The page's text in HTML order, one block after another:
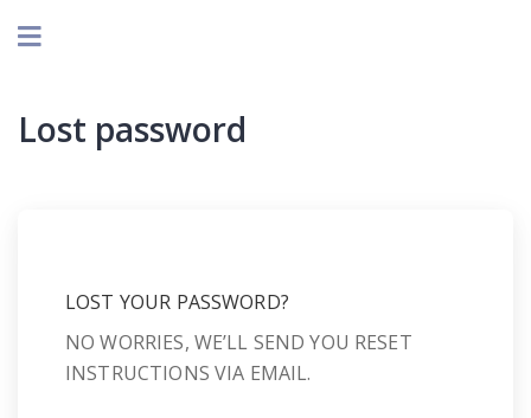
Lost password
LOST YOUR PASSWORD?
NO WORRIES, WE’LL SEND YOU RESET
INSTRUCTIONS VIA EMAIL.